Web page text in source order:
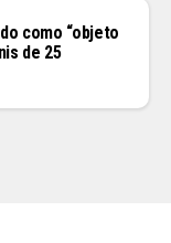
como “objeto
de 25